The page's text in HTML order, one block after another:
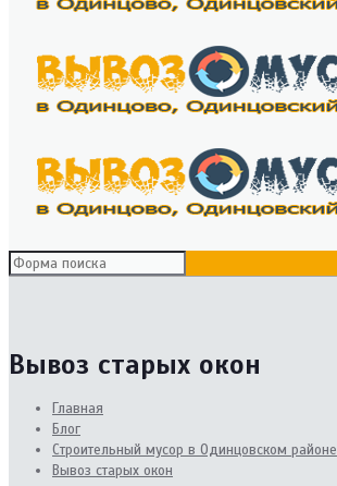
Вывоз старых окон
Главная
Блог
Cтроительный мусор в Одинцовском районе
Вывоз старых окон